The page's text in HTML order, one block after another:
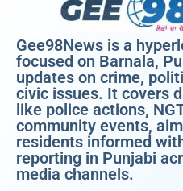
Gee98News is a
focused on Barnala,
updates on crime,
civic issues. It covers
like police actions,
community events,
residents informed
reporting in Punjabi
media channels.